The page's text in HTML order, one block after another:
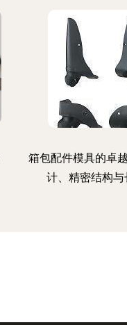
箱包配件模具的卓
计、精密结构与